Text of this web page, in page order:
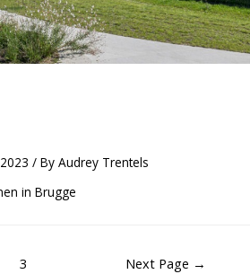
/ By Audrey Trentels
in Brugge
3 Next Page →